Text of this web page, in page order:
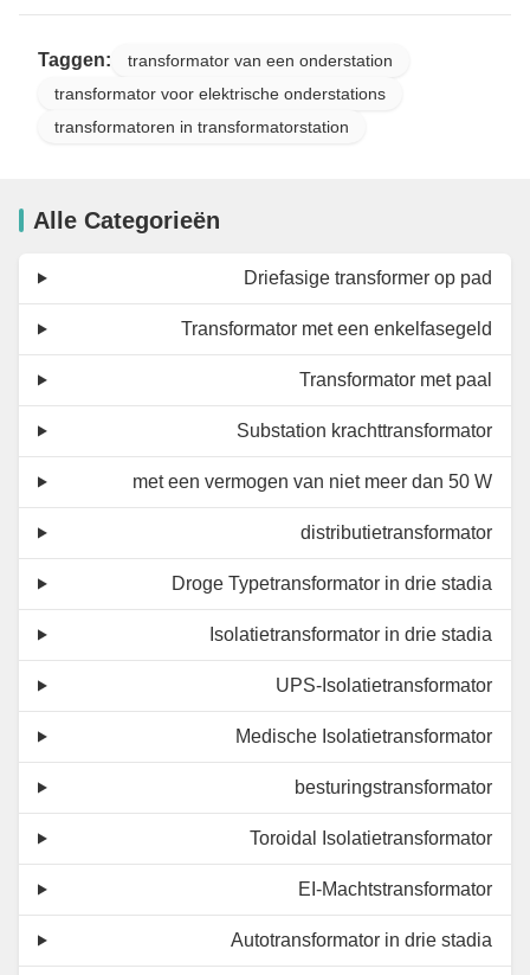
Taggen:
transformator van een onderstation
transformator voor elektrische onderstations
transformatoren in transformatorstation
Alle Categorieën
Driefasige transformer op pad
Transformator met een enkelfasegeld
Transformator met paal
Substation krachttransformator
met een vermogen van niet meer dan 50 W
distributietransformator
Droge Typetransformator in drie stadia
Isolatietransformator in drie stadia
UPS-Isolatietransformator
Medische Isolatietransformator
besturingstransformator
Toroidal Isolatietransformator
EI-Machtstransformator
Autotransformator in drie stadia